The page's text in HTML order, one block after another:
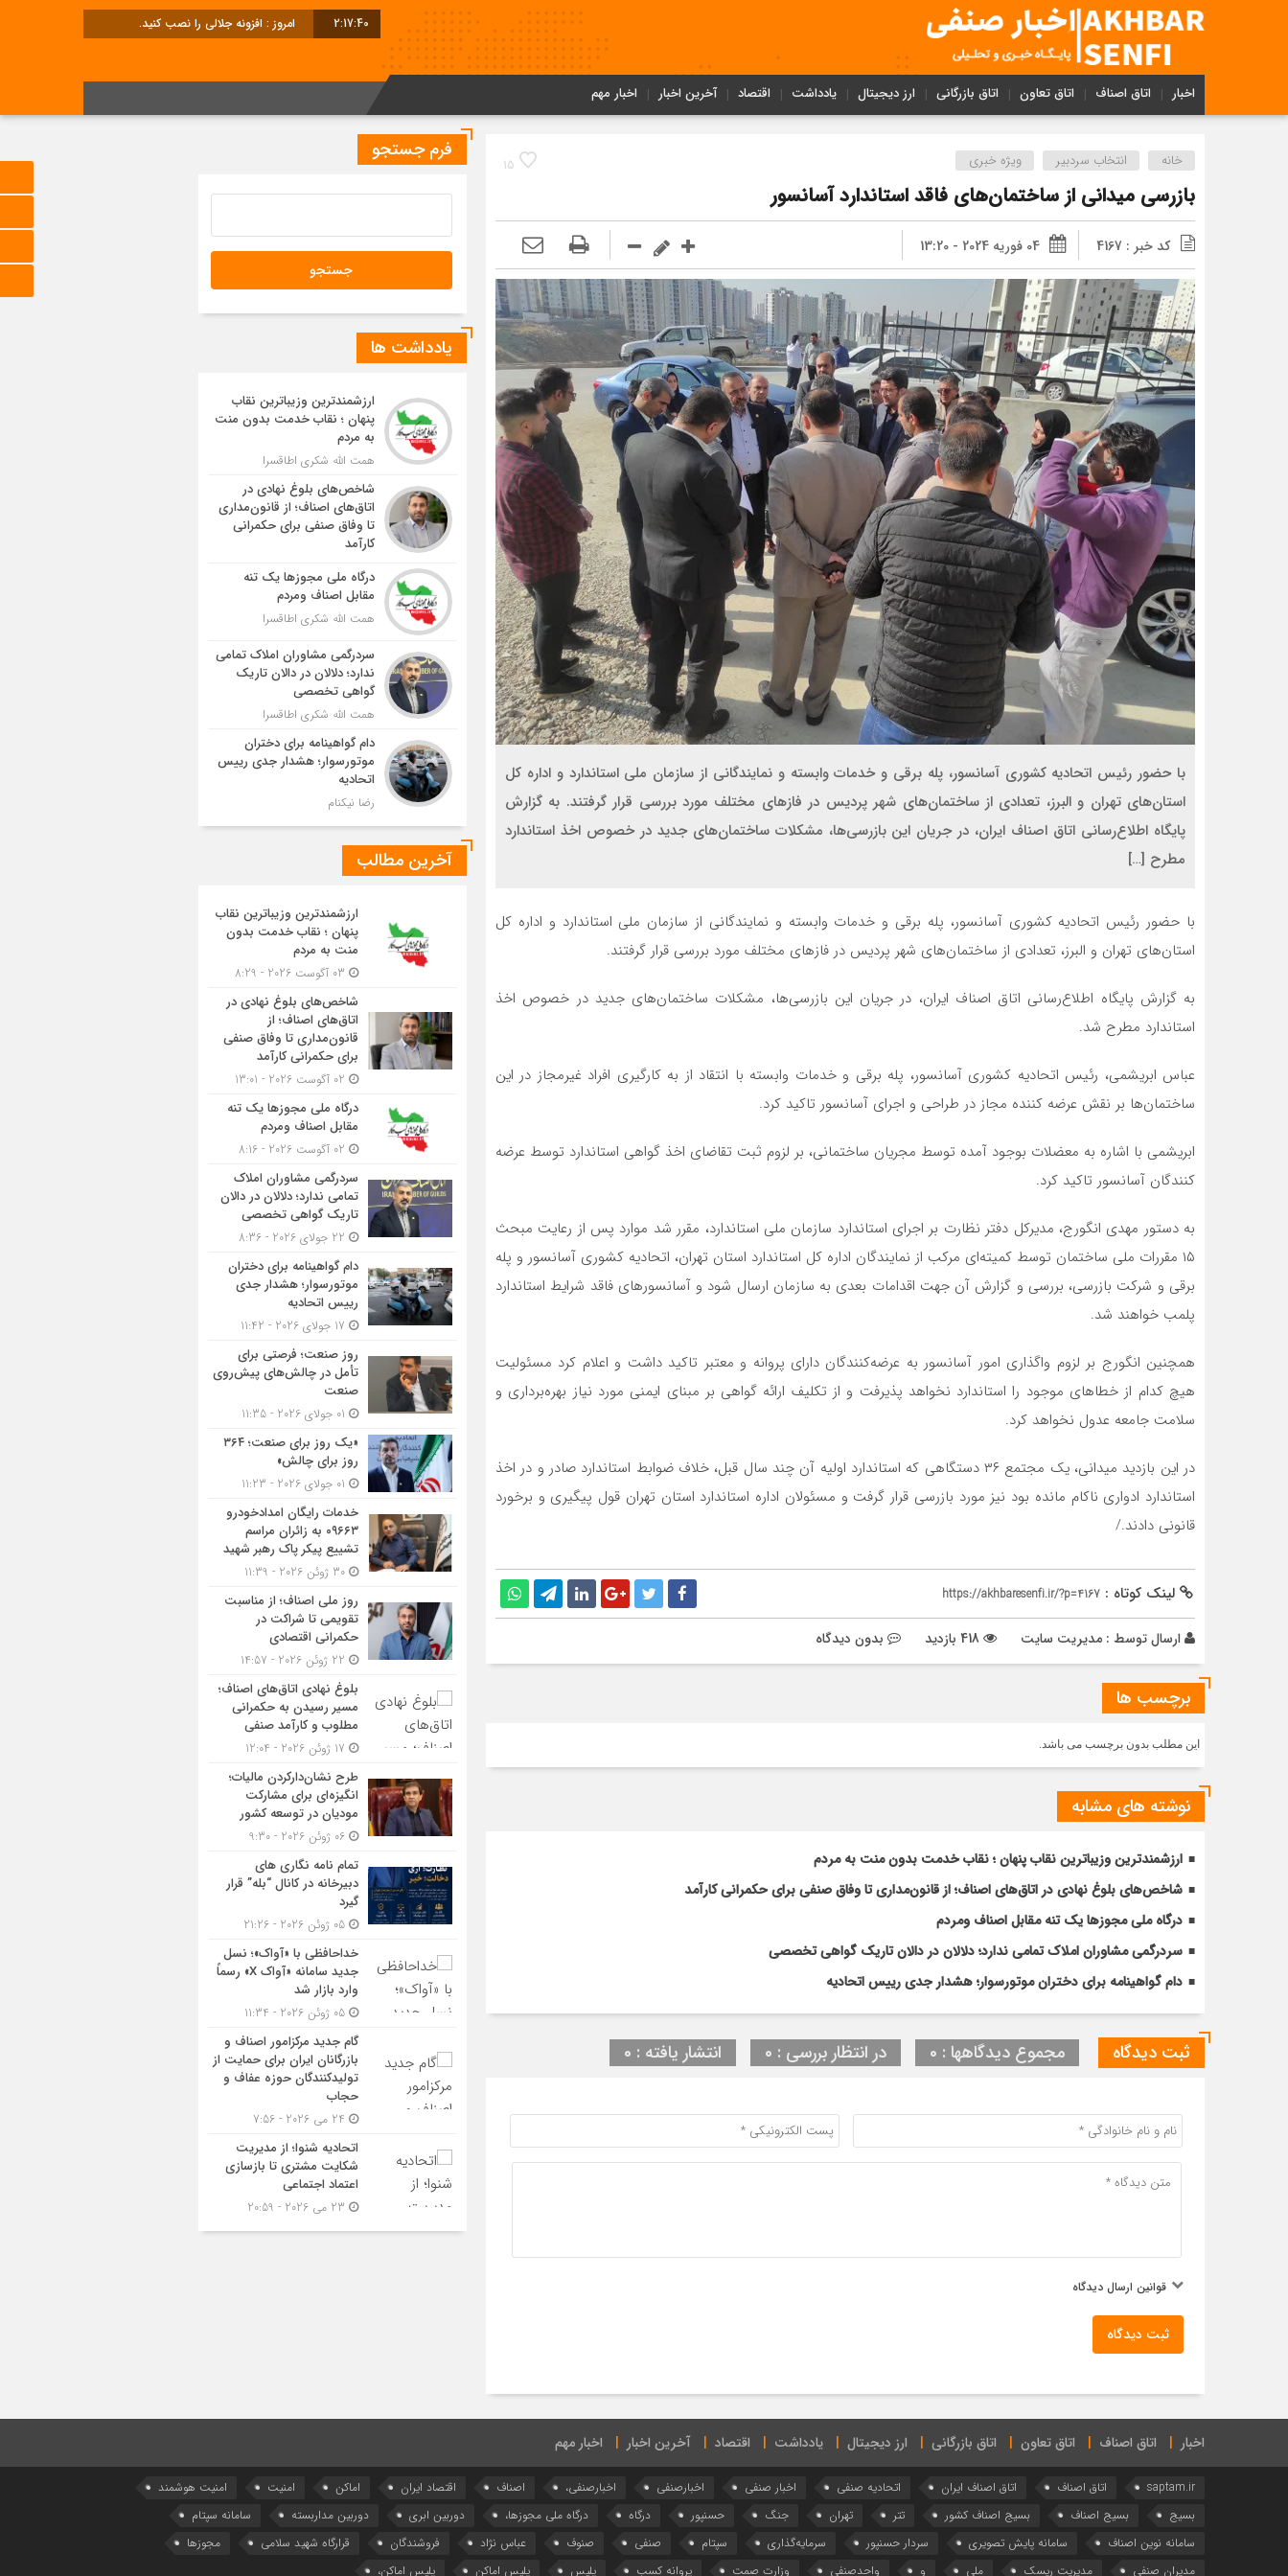
2:17:41 امروز : افزونه جلالی را نصب کنید.
اخبار اتاق اصناف اتاق تعاون اتاق بازرگانی ارز دیجیتال یادداشت اقتصاد آخرین اخبار اخبار مهم
15 خانه انتخاب سردبیر ویژه خبری
بازرسی میدانی از ساختمان‌های فاقد استاندارد آسانسور
کد خبر : 4167 04 فوریه 2024 - 13:20
با حضور رئیس اتحادیه کشوری آسانسور، پله برقی و خدمات وابسته و نمایندگانی از سازمان ملی استاندارد و اداره کل
استان‌های تهران و البرز، تعدادی از ساختمان‌های شهر پردیس در فازهای مختلف مورد بررسی قرار گرفتند. به گزارش
پایگاه اطلاع‌رسانی اتاق اصناف ایران، در جریان این بازرسی‌ها، مشکلات ساختمان‌های جدید در خصوص اخذ استاندارد
مطرح […]
با حضور رئیس اتحادیه کشوری آسانسور، پله برقی و خدمات وابسته و نمایندگانی از سازمان ملی استاندارد و اداره کل
استان‌های تهران و البرز، تعدادی از ساختمان‌های شهر پردیس در فازهای مختلف مورد بررسی قرار گرفتند.
به گزارش پایگاه اطلاع‌رسانی اتاق اصناف ایران، در جریان این بازرسی‌ها، مشکلات ساختمان‌های جدید در خصوص اخذ
استاندارد مطرح شد.
عباس ابریشمی، رئیس اتحادیه کشوری آسانسور، پله برقی و خدمات وابسته با انتقاد از به کارگیری افراد غیرمجاز در این
ساختمان‌ها بر نقش عرضه کننده مجاز در طراحی و اجرای آسانسور تاکید کرد.
ابریشمی با اشاره به معضلات بوجود آمده توسط مجریان ساختمانی، بر لزوم ثبت تقاضای اخذ گواهی استاندارد توسط عرضه
کنندگان آسانسور تاکید کرد.
به دستور مهدی انگورج، مدیرکل دفتر نظارت بر اجرای استاندارد سازمان ملی استاندارد، مقرر شد موارد پس از رعایت مبحث
۱۵ مقررات ملی ساختمان توسط کمیته‌‎ای مرکب از نمایندگان اداره کل استاندارد استان تهران، اتحادیه کشوری آسانسور و پله
برقی و شرکت بازرسی، بررسی و گزارش آن جهت اقدامات بعدی به سازمان ارسال شود و آسانسورهای فاقد شرایط استاندارد
پلمب خواهند شد.
همچنین انگورج بر لزوم واگذاری امور آسانسور به عرضه‌کنندگان دارای پروانه و معتبر تاکید داشت و اعلام کرد مسئولیت
هیچ کدام از خطاهای موجود را استاندارد نخواهد پذیرفت و از تکلیف ارائه گواهی بر مبنای ایمنی مورد نیاز بهره‌برداری و
سلامت جامعه عدول نخواهد کرد.
در این بازدید میدانی، یک مجتمع ۳۶ دستگاهی که استاندارد اولیه آن چند سال قبل، خلاف ضوابط استاندارد صادر و در اخذ
استاندارد ادواری ناکام مانده بود نیز مورد بازرسی قرار گرفت و مسئولان اداره استاندارد استان تهران قول پیگیری و برخورد
قانونی دادند./
لینک کوتاه : https://akhbaresenfi.ir/?p=4167
ارسال توسط : مدیریت سایت بدون دیدگاه
برچسب ها
این مطلب بدون برچسب می باشد.
نوشته های مشابه
ارزشمندترین وزیباترین نقاب پنهان ؛ نقاب خدمت بدون منت به مردم
شاخص‌های بلوغ نهادی در اتاق‌های اصناف؛ از قانون‌مداری تا وفاق صنفی برای حکمرانی کارآمد
درگاه ملی مجوزها یک تنه مقابل اصناف ومردم
سردرگمی مشاوران املاک تمامی ندارد؛ دلالان در دالان تاریک گواهی تخصصی
دام گواهینامه برای دختران موتورسوار؛ هشدار جدی رییس اتحادیه
ثبت دیدگاه مجموع دیدگاهها : 0 در انتظار بررسی : 0 انتشار یافته : 0
قوانین ارسال دیدگاه
ثبت دیدگاه
فرم جستجو
یادداشت ها
ارزشمندترین وزیباترین نقاب
پنهان ؛ نقاب خدمت بدون منت
به مردم
همت الله شکری اطاقسرا
شاخص‌های بلوغ نهادی در
اتاق‌های اصناف؛ از قانون‌مداری
تا وفاق صنفی برای حکمرانی
کارآمد
درگاه ملی مجوزها یک تنه
مقابل اصناف ومردم
همت الله شکری اطاقسرا
سردرگمی مشاوران املاک تمامی
ندارد؛ دلالان در دالان تاریک
گواهی تخصصی
همت الله شکری اطاقسرا
دام گواهینامه برای دختران
موتورسوار؛ هشدار جدی رییس
اتحادیه
رضا نیکنام
آخرین مطالب
ارزشمندترین وزیباترین نقاب
پنهان ؛ نقاب خدمت بدون
منت به مردم
شاخص‌های بلوغ نهادی در
اتاق‌های اصناف؛ از
قانون‌مداری تا وفاق صنفی
برای حکمرانی کارآمد
درگاه ملی مجوزها یک تنه
مقابل اصناف ومردم
سردرگمی مشاوران املاک
تمامی ندارد؛ دلالان در دالان
تاریک گواهی تخصصی
دام گواهینامه برای دختران
موتورسوار؛ هشدار جدی
رییس اتحادیه
روز صنعت؛ فرصتی برای
تأمل در چالش‌های پیش‌روی
صنعت
«یک روز برای صنعت؛ ۳۶۴
روز برای چالش»
خدمات رایگان امدادخودرو
۰۹۶۶۳ به زائران مراسم
تشییع پیکر پاک رهبر شهید
روز ملی اصناف؛ از مناسبت
تقویمی تا شراکت در
حکمرانی اقتصادی
بلوغ نهادی اتاق‌های اصناف؛
مسیر رسیدن به حکمرانی
مطلوب و کارآمد صنفی
طرح نشان‌دارکردن مالیات؛
انگیزه‌ای برای مشارکت
مودیان در توسعه کشور
تمام نامه نگاری های
دبیرخانه در کانال “بله” قرار
گیرد
خداحافظی با «آواک»؛ نسل
جدید سامانه «آواک X» رسماً
وارد بازار شد
گام جدید مرکزامور اصناف و
بازرگانان ایران برای حمایت از
تولیدکنندگان حوزه عفاف و
حجاب
اتحادیه شنوا؛ از مدیریت
شکایت مشتری تا بازسازی
اعتماد اجتماعی ‌
اخبار اتاق اصناف اتاق تعاون اتاق بازرگانی ارز دیجیتال یادداشت اقتصاد آخرین اخبار اخبار مهم
saptam.ir اتاق اصناف اتاق اصناف ایران اتحادیه صنفی اخبار صنفی اخبارصنفی اخبارصنفی، اصناف اقتصاد ایران اماکن امنیت
امنیت هوشمند
بسیج
بسیج اصناف بسیج اصناف کشور تتر تهران جنگ حسنپور درگاه درگاه ملی مجوزها، دوربین ابری دوربین مداربسته
سامانه سپتام
سامانه نوین اصناف
سامانه پایش تصویری سردار حسنپور سرمایه‌گذاری سپتام صنفی صنوف عباس نژاد فروشندگان قرارگاه شهید سلامی
مجوزها
مدیران صنفی
مدیریت ریسک ملی و واحدصنفی وزارت صمت پروانه کسب پلیس پلیس اماکن پلیس اماکن،